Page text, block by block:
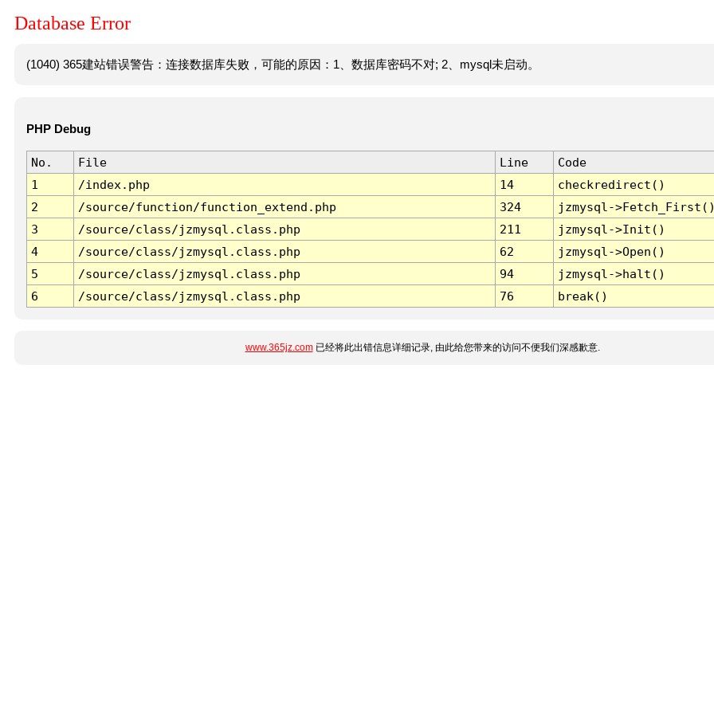
Database Error
(1040) 365建站错误警告：连接数据库失败，可能的原因：1、数据库密码不对; 2、mysql未启动。
PHP Debug
No. File Line
Code
1
/index.php 14
checkredirect()
2
/source/function/function_extend.php 324
jzmysql-
3
/source/class/jzmysql.class.php 211
jzmysql->Init()
4
/source/class/jzmysql.class.php 62
jzmysql->Open()
5
/source/class/jzmysql.class.php 94
jzmysql->halt()
6
/source/class/jzmysql.class.php 76 break()
www.365jz.com已经将此出错信息详细记录, 由此给您带来的访问不便我们深感歉意.